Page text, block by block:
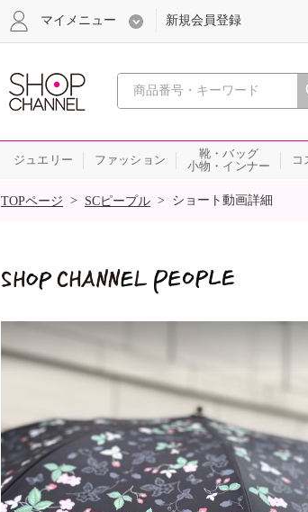
心おどる、瞬間を。
マイメニュー 新規会員登録
ジュエリー ファッション
靴・バッグ
小物・インナー
コ
SALE
TOPページ > SCピープル > ショート動画詳細